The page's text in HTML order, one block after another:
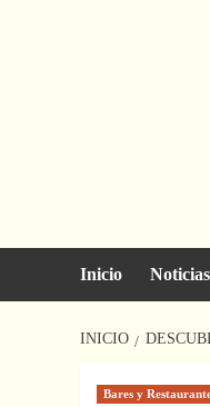
Inicio Noticias
INICIO
Bares y